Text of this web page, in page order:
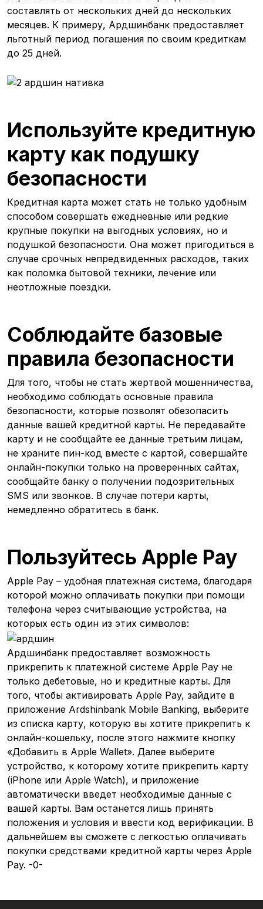
составлять от нескольких дней до нескольких
месяцев. К примеру, Ардшинбанк предоставляет
льготный период погашения по своим кредиткам
до 25 дней.
Используйте кредитную
карту как подушку
безопасности
Кредитная карта может стать не только удобным
способом совершать ежедневные или редкие
крупные покупки на выгодных условиях, но и
подушкой безопасности. Она может пригодиться в
случае срочных непредвиденных расходов, таких
как поломка бытовой техники, лечение или
неотложные поездки.
Соблюдайте базовые
правила безопасности
Для того, чтобы не стать жертвой мошенничества,
необходимо соблюдать основные правила
безопасности, которые позволят обезопасить
данные вашей кредитной карты. Не передавайте
карту и не сообщайте ее данные третьим лицам,
не храните пин-код вместе с картой, совершайте
онлайн-покупки только на проверенных сайтах,
сообщайте банку о получении подозрительных
SMS или звонков. В случае потери карты,
немедленно обратитесь в банк.
Пользуйтесь Apple Pay
Apple Pay – удобная платежная система, благодаря
которой можно оплачивать покупки при помощи
телефона через считывающие устройства, на
которых есть один из этих символов:
Ардшинбанк предоставляет возможность
прикрепить к платежной системе Apple Pay не
только дебетовые, но и кредитные карты. Для
того, чтобы активировать Apple Pay, зайдите в
приложение Ardshinbank Mobile Banking, выберите
из списка карту, которую вы хотите прикрепить к
онлайн-кошельку, после этого нажмите кнопку
«Добавить в Apple Wallet». Далее выберите
устройство, к которому хотите прикрепить карту
(iPhone или Apple Watch), и приложение
автоматически введет необходимые данные с
вашей карты. Вам останется лишь принять
положения и условия и ввести код верификации. В
дальнейшем вы сможете с легкостью оплачивать
покупки средствами кредитной карты через Apple
Pay. -0-